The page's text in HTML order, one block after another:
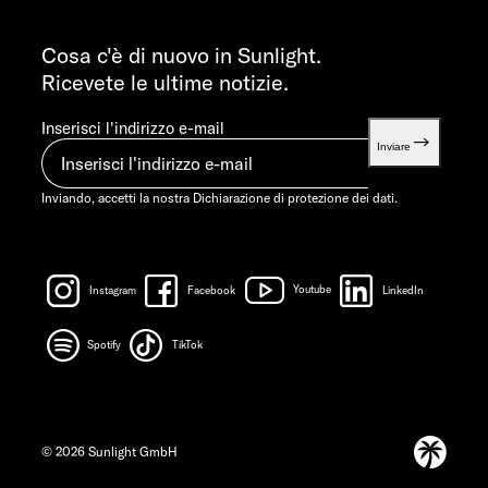
info@sunlight.de
Cosa c'è di nuovo in Sunlight.
Ricevete le ultime notizie.
Inserisci l'indirizzo e-mail
Inviare
Inviando, accetti la nostra Dichiarazione di protezione dei dati.
Instagram Facebook Youtube LinkedIn
Spotify TikTok
© 2026 Sunlight GmbH